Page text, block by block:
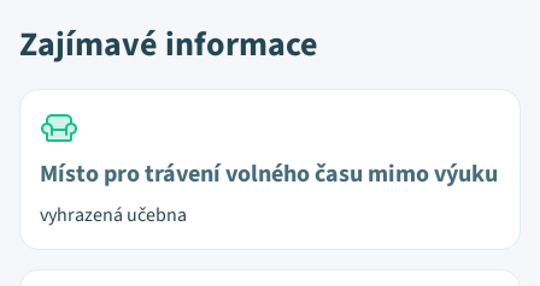
Zajímavé informace
Místo pro trávení volného času mimo výuku
vyhrazená učebna